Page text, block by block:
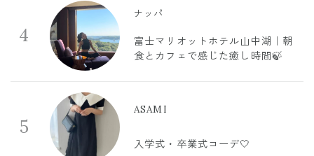
4
ナッパ
富士マリオットホテル山中湖｜朝
食とカフェで感じた癒し時間🍃
5
ASAMI
入学式・卒業式コーデ🤍